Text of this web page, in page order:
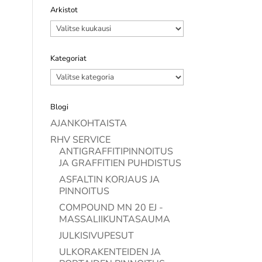
Arkistot
Arkistot
Kategoriat
Kategoriat
Blogi
AJANKOHTAISTA
RHV SERVICE
ANTIGRAFFITIPINNOITUS
JA GRAFFITIEN PUHDISTUS
ASFALTIN KORJAUS JA
PINNOITUS
COMPOUND MN 20 EJ -
MASSALIIKUNTASAUMA
JULKISIVUPESUT
ULKORAKENTEIDEN JA